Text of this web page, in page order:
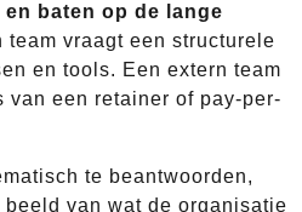
baten op de lange
team vraagt een structurele
en tools. Een extern team
van een retainer of pay-per-
te beantwoorden,
van wat de organisatie